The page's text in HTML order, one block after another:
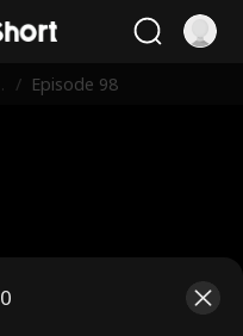
/ Episode 98
0